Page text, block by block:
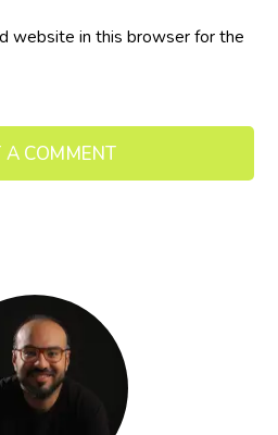
website in this browser for the
A COMMENT